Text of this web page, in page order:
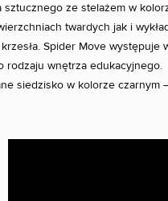
ze stelażem w
twardych jak i
Spider Move
rodzaju wnętrza edukacyjnego.
siedzisko w kolorze czarnym